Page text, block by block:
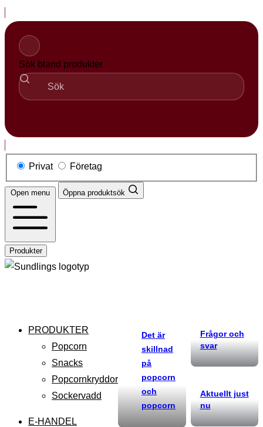
till
innehåll
Sök bland produkter
Privat Företag
Open menu Öppna produktsök
Produkter
PRODUKTER
Popcorn
Snacks
Popcornkryddor
Sockervadd
E-HANDEL
Det är
skillnad
på
popcorn
och
popcorn
Frågor och
svar
Aktuellt just
nu